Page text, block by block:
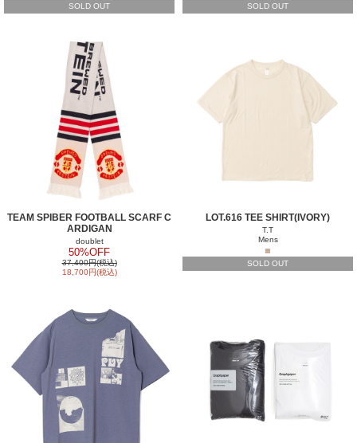
SOLD OUT SOLD OUT
TEAM SPIBER FOOTBALL SCARF C
ARDIGAN
doublet
50%OFF
37,400円(税込)
18,700円(税込)
LOT.616 TEE SHIRT(IVORY)
T.T
Mens
■
SOLD OUT